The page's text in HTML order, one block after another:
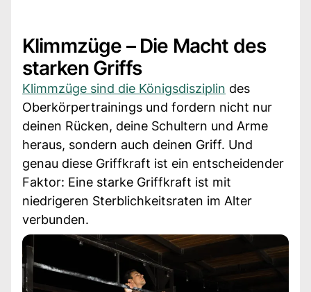
Klimmzüge – Die Macht des
starken Griffs
Klimmzüge sind die Königsdisziplin des
Oberkörpertrainings und fordern nicht nur
deinen Rücken, deine Schultern und Arme
heraus, sondern auch deinen Griff. Und
genau diese Griffkraft ist ein entscheidender
Faktor: Eine starke Griffkraft ist mit
niedrigeren Sterblichkeitsraten im Alter
verbunden.